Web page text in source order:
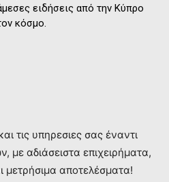
ειδήσεις από την Κύπρο
κόσμο.
τις υπηρεσιες σας έναντι
αδιάσειστα επιχειρήματα,
μετρήσιμα αποτελέσματα!